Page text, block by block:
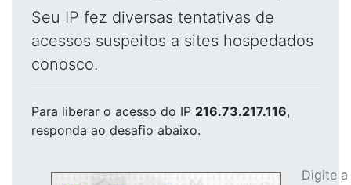
Seu IP fez diversas tentativas de
acessos suspeitos a sites hospedados
conosco.
Para liberar o acesso do IP 216.73.217.116,
responda ao desafio abaixo.
Digite